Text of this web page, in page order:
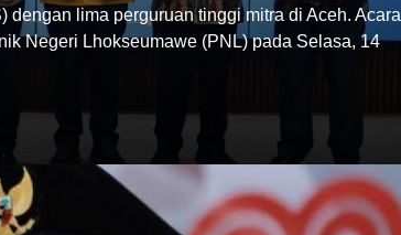
lima perguruan tinggi mitra di Aceh. Acara
Negeri Lhokseumawe (PNL) pada Selasa, 14